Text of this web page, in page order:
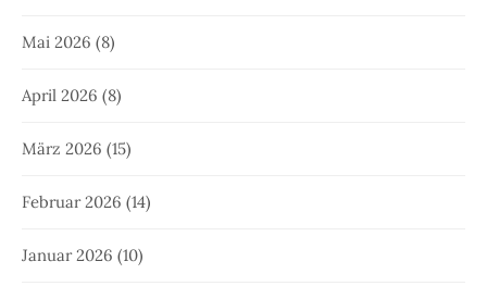
Mai 2026 (8)
April 2026 (8)
März 2026 (15)
Februar 2026 (14)
Januar 2026 (10)